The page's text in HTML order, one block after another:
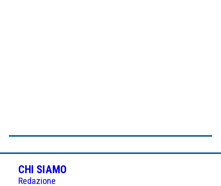
CHI SIAMO
Redazione